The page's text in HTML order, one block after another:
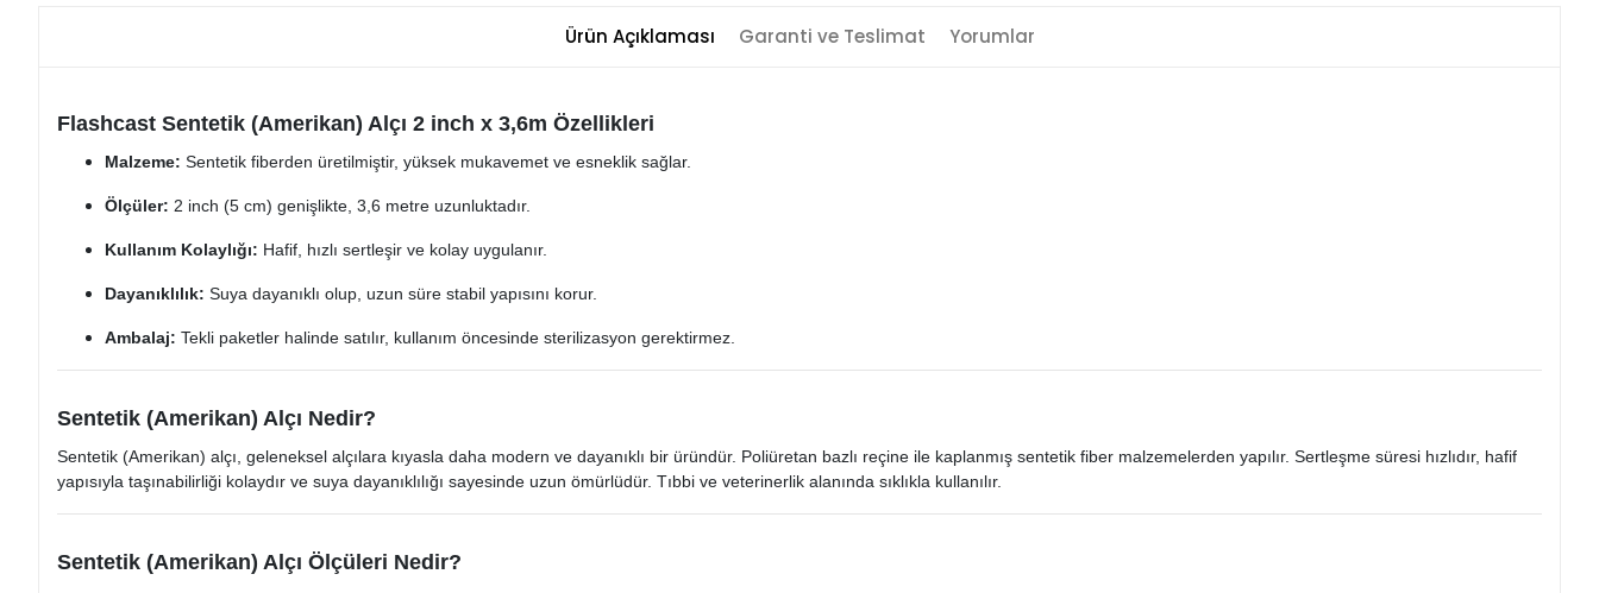
Ürün Açıklaması Garanti ve Teslimat Yorumlar
Flashcast Sentetik (Amerikan) Alçı 2 inch x 3,6m Özellikleri
Malzeme: Sentetik fiberden üretilmiştir, yüksek mukavemet ve esneklik sağlar.
Ölçüler: 2 inch (5 cm) genişlikte, 3,6 metre uzunluktadır.
Kullanım Kolaylığı: Hafif, hızlı sertleşir ve kolay uygulanır.
Dayanıklılık: Suya dayanıklı olup, uzun süre stabil yapısını korur.
Ambalaj: Tekli paketler halinde satılır, kullanım öncesinde sterilizasyon gerektirmez.
Sentetik (Amerikan) Alçı Nedir?
Sentetik (Amerikan) alçı, geleneksel alçılara kıyasla daha modern ve dayanıklı bir üründür. Poliüretan bazlı reçine ile kaplanmış sentetik fiber malzemelerden yapılır. Sertleşme süresi hızlıdır, hafif
yapısıyla taşınabilirliği kolaydır ve suya dayanıklılığı sayesinde uzun ömürlüdür. Tıbbi ve veterinerlik alanında sıklıkla kullanılır.
Sentetik (Amerikan) Alçı Ölçüleri Nedir?